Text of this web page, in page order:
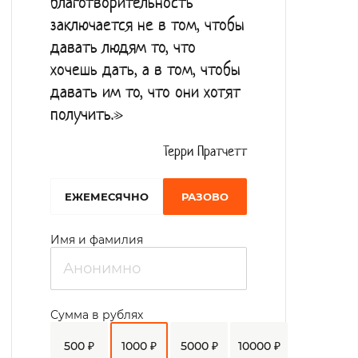
общением со сверстниками.
заключается не в том, чтобы
давать людям то, что
хочешь дать, а в том, чтобы
давать им то, что они хотят
получить.»
Терри Пратчетт
EЖЕМЕСЯЧНО РАЗОВО
Имя и фамилия
500 ₽ 1000 ₽ 5000 ₽ 10000 ₽
Сумма в рублях